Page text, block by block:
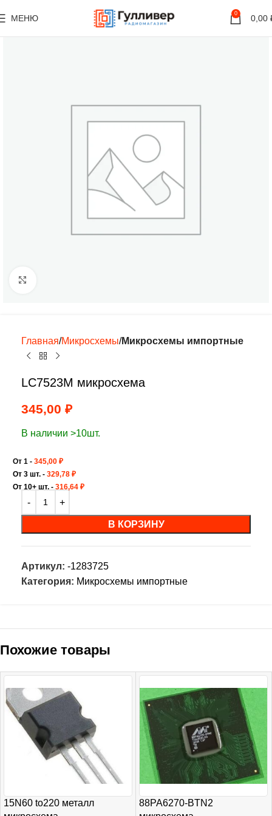
МЕНЮ 0 0,00
Главная Микросхемы Микросхемы импортные
LC7523M микросхема
345,00 ₽
В наличии >10шт.
От 1 - 345,00 ₽
От 3 шт. - 329,78 ₽
От 10+ шт. - 316,64 ₽
В КОРЗИНУ
Артикул: -1283725
Категория: Микросхемы импортные
Похожие товары
15N60 to220 металл
88PA6270-BTN2